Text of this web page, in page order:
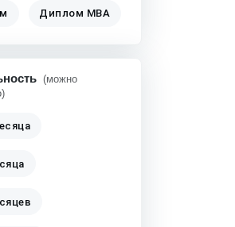
Диплом MBA
(можно